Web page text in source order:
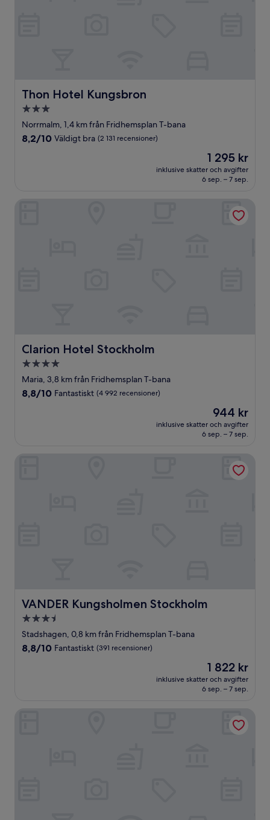
Thon Hotel Kungsbron
Thon Hotel Kungsbron
3.0-
stjärnigt
boende
Norrmalm, 1,4 km från Fridhemsplan T-bana
8.2
8,2/10 Väldigt bra (2 131 recensioner)
Priset
är
1 295 kr
1 295 kr
inklusive skatter och avgifter
6 sep. – 7 sep.
Clarion Hotel Stockholm
Clarion Hotel Stockholm
4.0-
stjärnigt
boende
Maria, 3,8 km från Fridhemsplan T-bana
8.8
8,8/10 Fantastiskt (4 992 recensioner)
Priset
är
944 kr
944 kr
inklusive skatter och avgifter
6 sep. – 7 sep.
VANDER Kungsholmen Stockholm
VANDER Kungsholmen Stockholm
3.5-
stjärnigt
boende
Stadshagen, 0,8 km från Fridhemsplan T-bana
8.8
8,8/10 Fantastiskt (391 recensioner)
Priset
är
1 822 kr
1 822 kr
inklusive skatter och avgifter
6 sep. – 7 sep.